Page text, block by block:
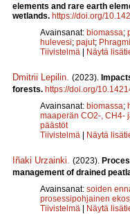
elements and rare earth
wetlands. https://doi.org/
Avainsanat: biomassa;
hulevesi; pajut;
Tiivistelmä | Näytä
Dmitrii Lepilin (2023).
forests. https://doi.org/
Avainsanat: biomassa;
maaperän CO2-, CH4-
päästöt
Tiivistelmä | Näytä
Iñaki Urzainki (2023).
management of drained
Avainsanat: soiden
prosessipohjainen
Tiivistelmä | Näytä